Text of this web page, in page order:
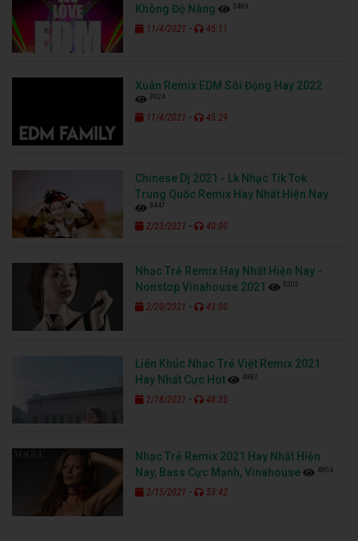
Không Độ Nàng
3489
11/4/2021 - 45:11
Xuân Remix EDM Sôi Động Hay 2022
3924
11/4/2021 - 45:29
Chinese Dj 2021 - Lk Nhạc Tik Tok
Trung Quốc Remix Hay Nhất Hiện Nay
6447
2/23/2021 - 40:00
Nhạc Trẻ Remix Hay Nhất Hiện Nay -
Nonstop Vinahouse 2021
5205
2/20/2021 - 43:00
Liên Khúc Nhạc Trẻ Việt Remix 2021
Hay Nhất Cực Hot
4987
2/18/2021 - 48:35
Nhạc Trẻ Remix 2021 Hay Nhất Hiện
Nay, Bass Cực Mạnh, Vinahouse
4804
2/15/2021 - 53:42